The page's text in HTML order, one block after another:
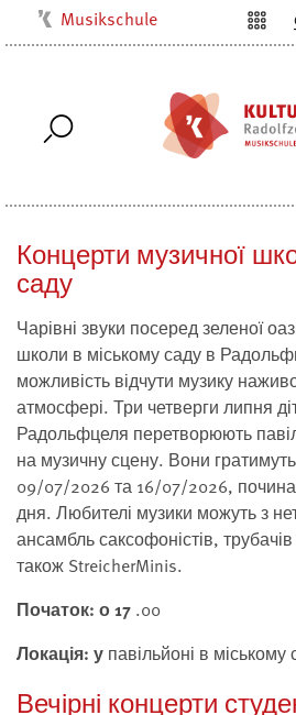
Musikschule
Stadtarchiv
Stadtbibliothek
Villa Bosch
Radolfzell1200
Концерти музичної
саду
Чарівні звуки посеред зеленої
школи в міському саду в
можливість відчути музику
атмосфері. Три четверги липня
Радольфцеля перетворюють
на музичну сцену. Вони
09/07/2026 та 16/07/2026,
дня. Любителі музики можуть з
ансамбль саксофоністів, трубачів
також StreicherMinis.
Початок: о 17 .00
Локація: у павільйоні в міському
Вечірні концерти